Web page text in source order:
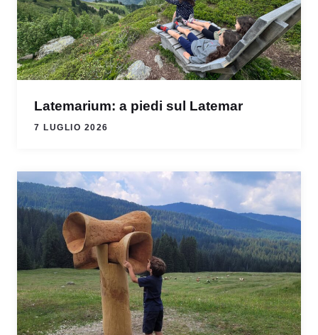
Latemarium: a piedi sul Latemar
7 LUGLIO 2026